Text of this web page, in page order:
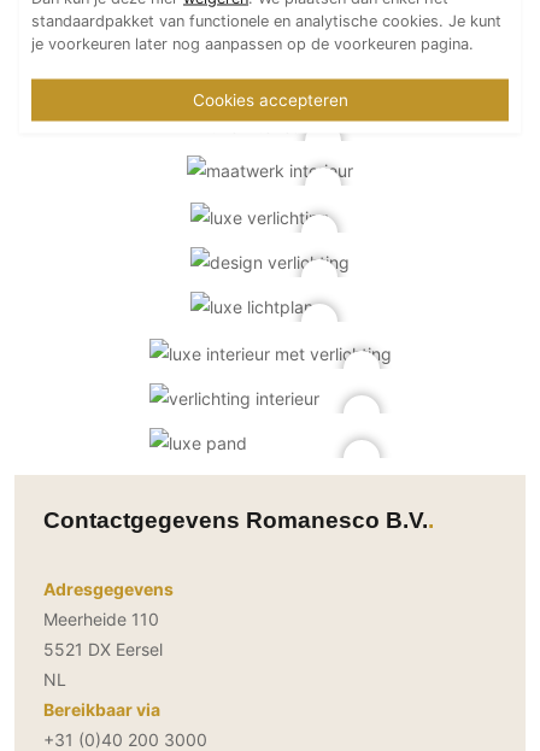
Contactgegevens Romanesco B.V.
Adresgegevens
Meerheide 110
5521 DX Eersel
NL
Bereikbaar via
+31 (0)40 200 3000
standaardpakket van functionele en analytische cookies. Je kunt
je voorkeuren later nog aanpassen op de voorkeuren pagina.
Cookies accepteren